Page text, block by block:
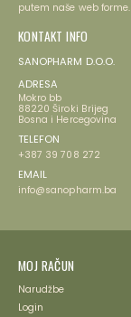
putem naše web forme.
KONTAKT INFO
SANOPHARM D.O.O.
ADRESA
Mokro bb
88220 Široki Brijeg
Bosna i Hercegovina
TELEFON
+387 39 708 272
EMAIL
info@sanopharm.ba
MOJ RAČUN
Narudžbe
Login